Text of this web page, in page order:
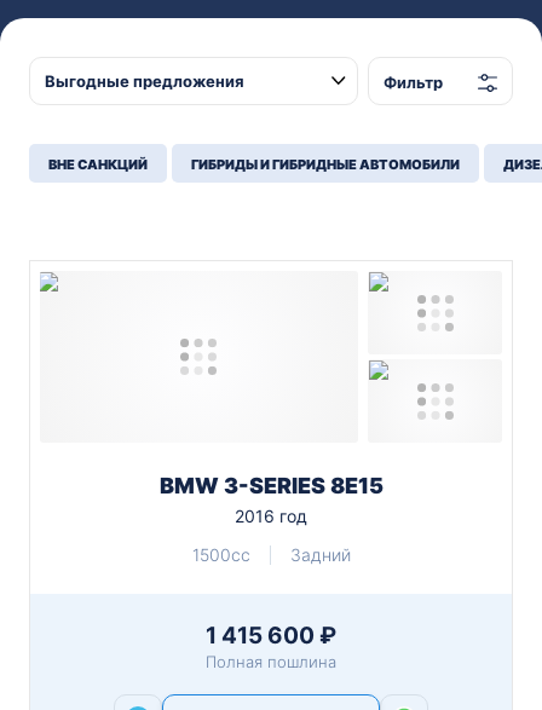
Фильтр
ВНЕ САНКЦИЙ ГИБРИДЫ И ГИБРИДНЫЕ АВТОМОБИЛИ
BMW 3-SERIES 8E15
2016 год
1500cc
Задний
1 415 600 ₽
Полная пошлина